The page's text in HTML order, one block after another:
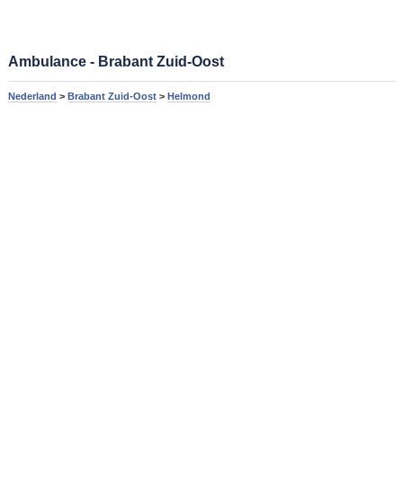
Ambulance - Brabant Zuid-Oost
Nederland > Brabant Zuid-Oost> Helmond